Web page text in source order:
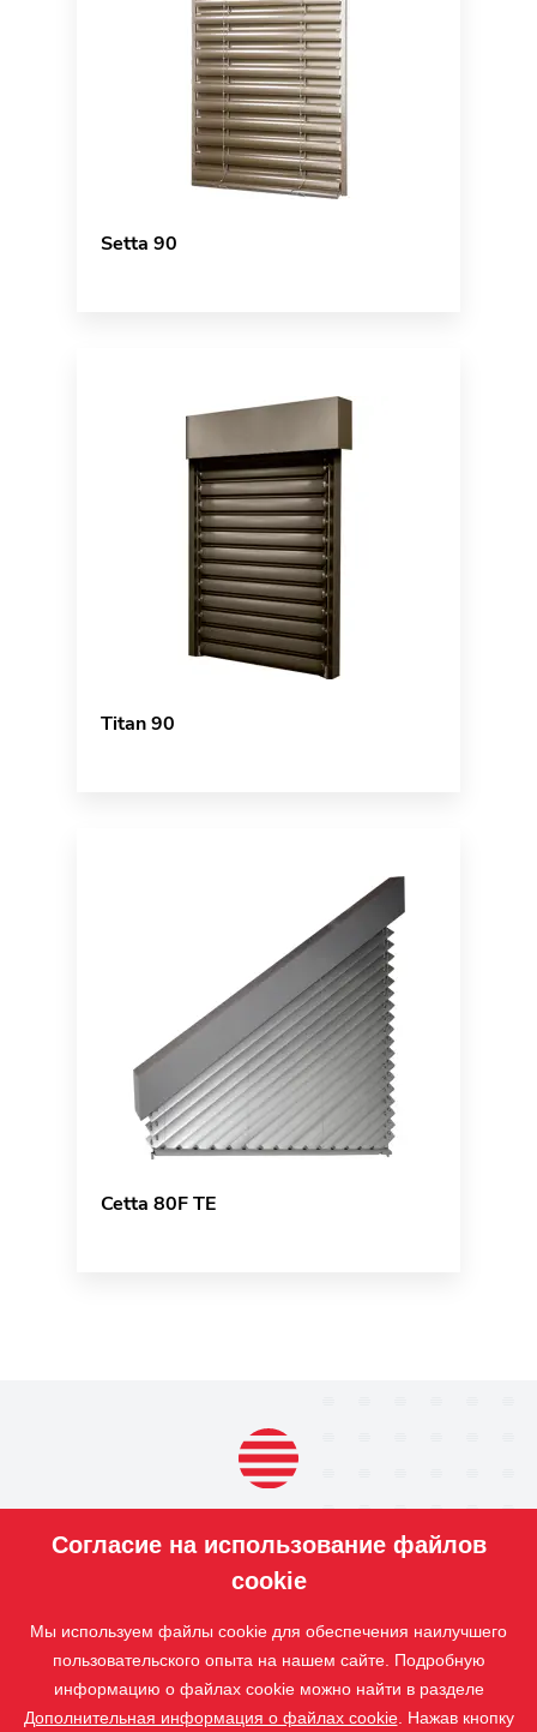
Setta 90
Titan 90
Cetta 80F TE
ПРОДУКЦИЯ
ISOTRA
КОНТАКТ
Согласие на использование файлов
cookie
Мы используем файлы cookie для обеспечения наилучшего
пользовательского опыта на нашем сайте. Подробную
информацию о файлах cookie можно найти в разделе
Дополнительная информация о файлах cookie. Нажав кнопку